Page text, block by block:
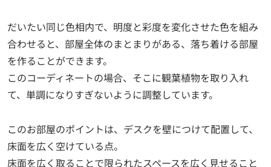
だいたい同じ色相内で、明度と彩度を変化させた色を組み
合わせると、部屋全体のまとまりがある、落ち着ける部屋
を作ることができます。
このコーディネートの場合、そこに観葉植物を取り入れ
て、単調になりすぎないように調整しています。
このお部屋のポイントは、デスクを壁につけて配置して、
床面を広く空けている点。
床面を広く取ることで限られたスペースを広く見せること